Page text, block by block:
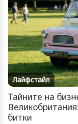
Лайфстайл
Тайните на
битки